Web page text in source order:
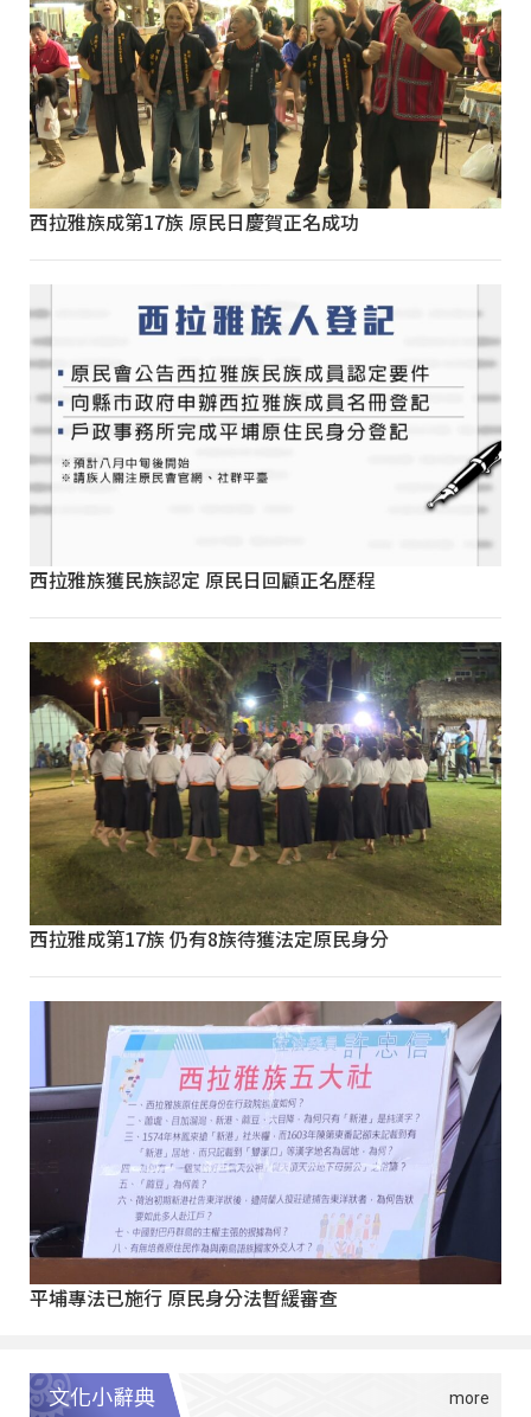
西拉雅族成第17族 原民日慶賀正名成功
西拉雅族獲民族認定 原民日回顧正名歷程
西拉雅成第17族 仍有8族待獲法定原民身分
平埔專法已施行 原民身分法暫緩審查
文化小辭典